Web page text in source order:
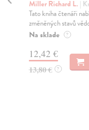
Miller Richard L. |
Tato kniha čtenáři
změněných stavů
Na sklade ?
12,42 €
13,80 € ?